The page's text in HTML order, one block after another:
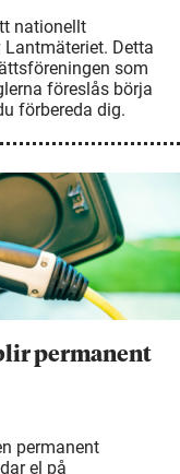
nationellt
Detta
som
föreslås börja
förbereda dig.
permanent
permanent
el på